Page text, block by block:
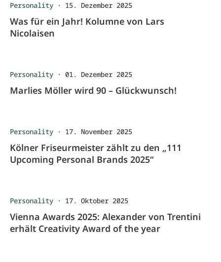
Personality · 15. Dezember 2025
Was für ein Jahr! Kolumne von Lars
Nicolaisen
Personality · 01. Dezember 2025
Marlies Möller wird 90 – Glückwunsch!
Personality · 17. November 2025
Kölner Friseurmeister zählt zu den „111
Upcoming Personal Brands 2025“
Personality · 17. Oktober 2025
Vienna Awards 2025: Alexander von Trentini
erhält Creativity Award of the year